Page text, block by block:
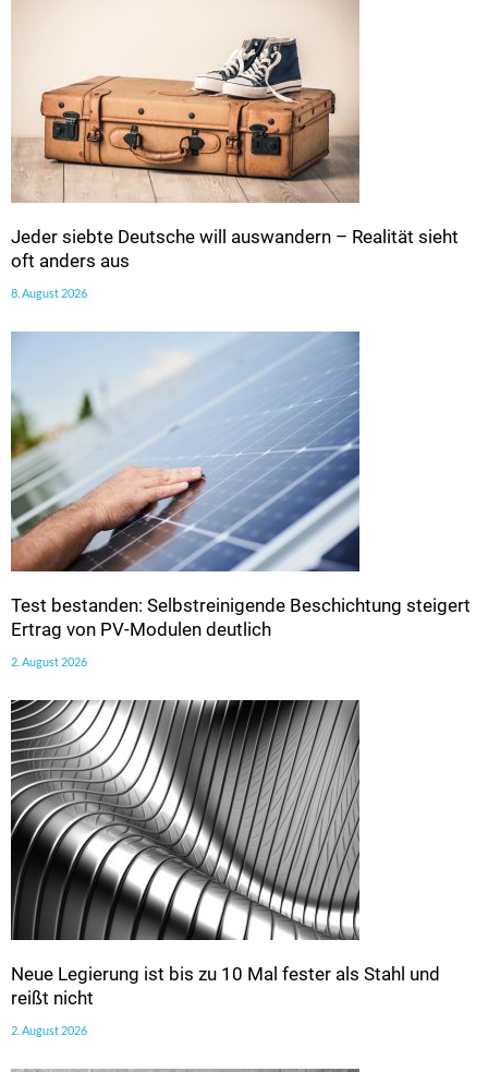
Jeder siebte Deutsche will auswandern – Realität sieht
oft anders aus
8. August 2026
Test bestanden: Selbstreinigende Beschichtung steigert
Ertrag von PV-Modulen deutlich
2. August 2026
Neue Legierung ist bis zu 10 Mal fester als Stahl und
reißt nicht
2. August 2026